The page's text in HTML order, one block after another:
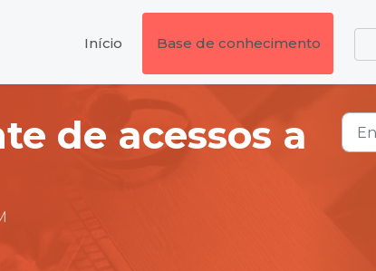
Início
Base de conhecimento
de acessos a